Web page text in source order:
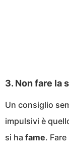
3. Non fare la
Un consiglio
impulsivi è
si ha fame.